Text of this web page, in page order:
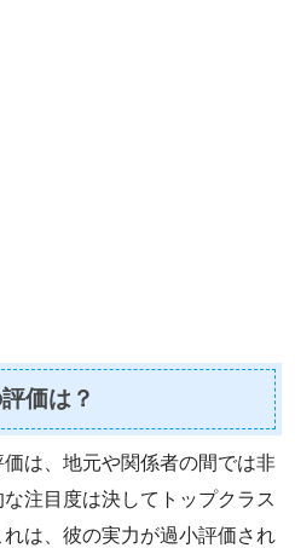
価は？
は、地元や関係者の間では非
注目度は決してトップクラス
は、彼の実力が過小評価され